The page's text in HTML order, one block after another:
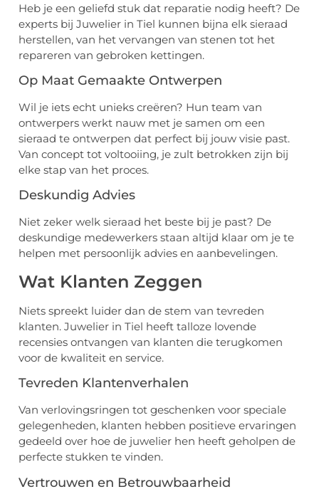
Heb je een geliefd stuk dat reparatie nodig heeft? De
experts bij Juwelier in Tiel kunnen bijna elk sieraad
herstellen, van het vervangen van stenen tot het
repareren van gebroken kettingen.
Op Maat Gemaakte Ontwerpen
Wil je iets echt unieks creëren? Hun team van
ontwerpers werkt nauw met je samen om een
sieraad te ontwerpen dat perfect bij jouw visie past.
Van concept tot voltooiing, je zult betrokken zijn bij
elke stap van het proces.
Deskundig Advies
Niet zeker welk sieraad het beste bij je past? De
deskundige medewerkers staan altijd klaar om je te
helpen met persoonlijk advies en aanbevelingen.
Wat Klanten Zeggen
Niets spreekt luider dan de stem van tevreden
klanten. Juwelier in Tiel heeft talloze lovende
recensies ontvangen van klanten die terugkomen
voor de kwaliteit en service.
Tevreden Klantenverhalen
Van verlovingsringen tot geschenken voor speciale
gelegenheden, klanten hebben positieve ervaringen
gedeeld over hoe de juwelier hen heeft geholpen de
perfecte stukken te vinden.
Vertrouwen en Betrouwbaarheid